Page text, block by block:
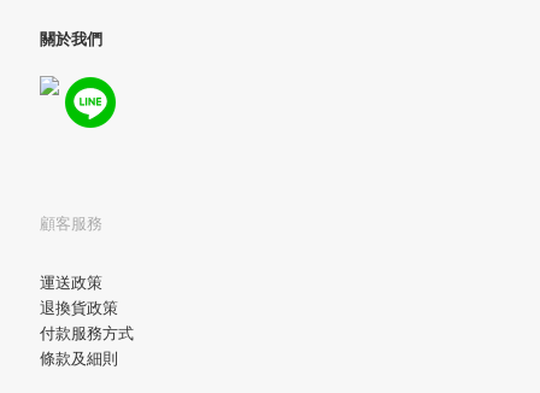
關於我們
顧客服務
運送政策
退換貨政策
付款服務方式
條款及細則